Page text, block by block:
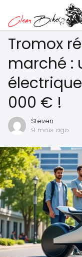
Tromox
marché :
000 € !
Steven
9 mois ago